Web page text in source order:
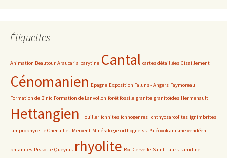
Étiquettes
Animation Beautour Araucaria barytine Cantal cartes détaillées Cisaillement
Cénomanien Epagne Exposition Faluns - Angers Faymoreau
Formation de Binic Formation de Lanvollon forêt fossile granite granitoïdes Hermenault
Hettangien Houiller ichnites ichnogenres Ichthyosarcolites ignimbrites
lamprophyre Le Chenaillet Mervent Minéralogie orthogneiss Paléovolcanisme vendéen
phtanites Pissotte Queyras rhyolite Roc-Cervelle Saint-Laurs sanidine